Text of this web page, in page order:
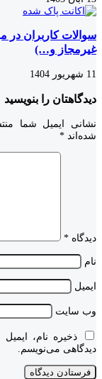
سوالات کاربران
غیرمجاز و…)
11 شهریور 1404
دیدگاهتان را بنویسید
نشانی ایمیل شما
شده‌اند *
دیدگاه *
نام
ایمیل
وب‌ سایت
ذخیره نام،
دیدگاهی می‌نویسم.